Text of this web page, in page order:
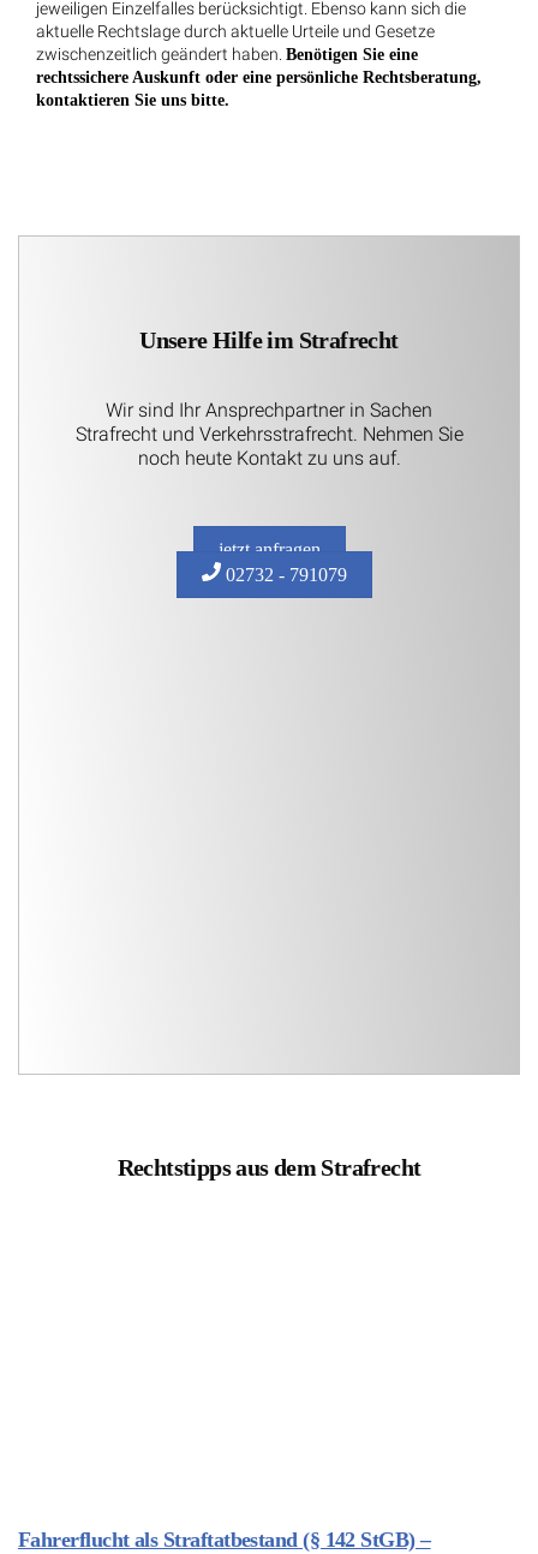
jeweiligen Einzelfalles berücksichtigt. Ebenso kann sich die
aktuelle Rechtslage durch aktuelle Urteile und Gesetze
zwischenzeitlich geändert haben. Benötigen Sie eine
rechtssichere Auskunft oder eine persönliche Rechtsberatung,
kontaktieren Sie uns bitte.
Unsere Hilfe im Strafrecht
Wir sind Ihr Ansprechpartner in Sachen
Strafrecht und Verkehrsstrafrecht. Nehmen Sie
noch heute Kontakt zu uns auf.
jetzt anfragen
02732 - 791079
Rechtstipps aus dem Strafrecht
Fahrerflucht als Straftatbestand (§ 142 StGB) –